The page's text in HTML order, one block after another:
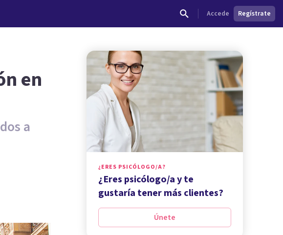
Accede Regístrate
en
a
¿ERES PSICÓLOGO/A?
¿Eres psicólogo/a y te
gustaría tener más clientes?
Únete